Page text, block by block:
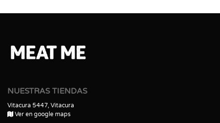
NUESTRAS TIENDAS
Vitacura 5447, Vitacura
Ver en google maps